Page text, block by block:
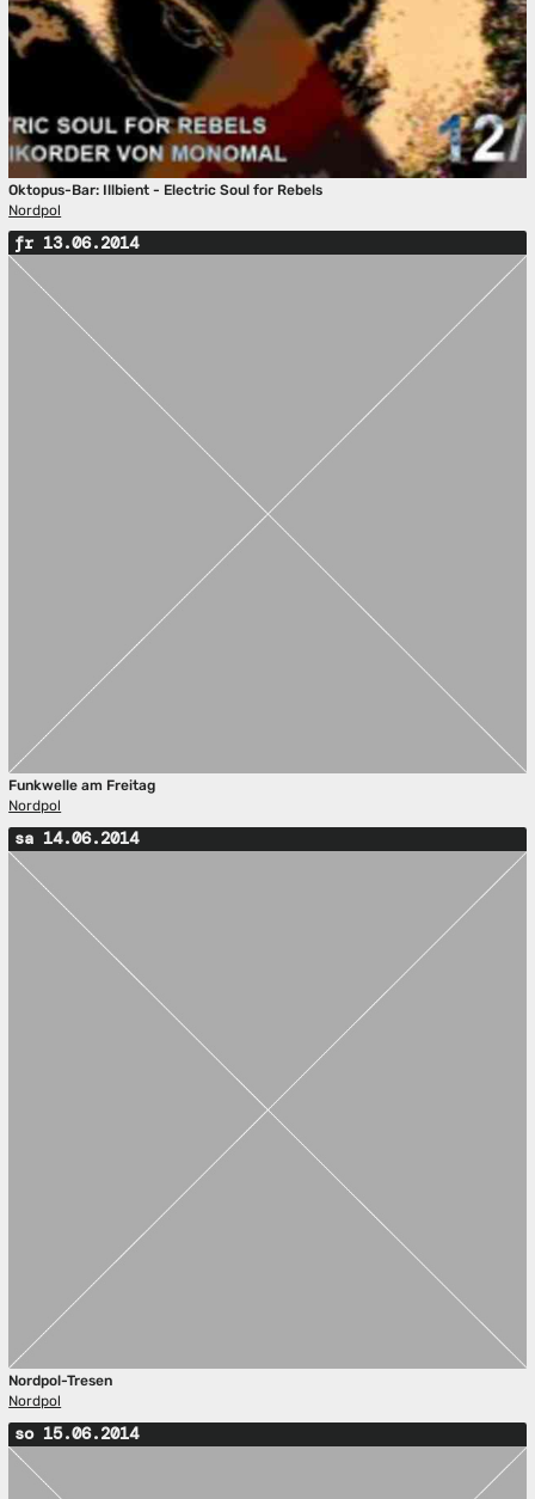
Oktopus-Bar: Illbient - Electric Soul for Rebels
Nordpol
fr 13.06.2014
Funkwelle am Freitag
Nordpol
sa 14.06.2014
Nordpol-Tresen
Nordpol
so 15.06.2014